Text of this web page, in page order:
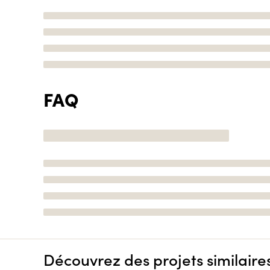
FAQ
Découvrez des projets